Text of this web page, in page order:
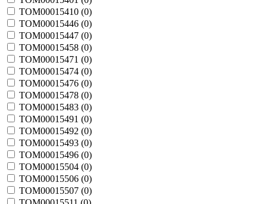
TOM00015410 (0)
TOM00015446 (0)
TOM00015447 (0)
TOM00015458 (0)
TOM00015471 (0)
TOM00015474 (0)
TOM00015476 (0)
TOM00015478 (0)
TOM00015483 (0)
TOM00015491 (0)
TOM00015492 (0)
TOM00015493 (0)
TOM00015496 (0)
TOM00015504 (0)
TOM00015506 (0)
TOM00015507 (0)